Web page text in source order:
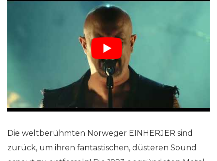
Die weltberühmten Norweger EINHERJER sind
zurück, um ihren fantastischen, düsteren Sound